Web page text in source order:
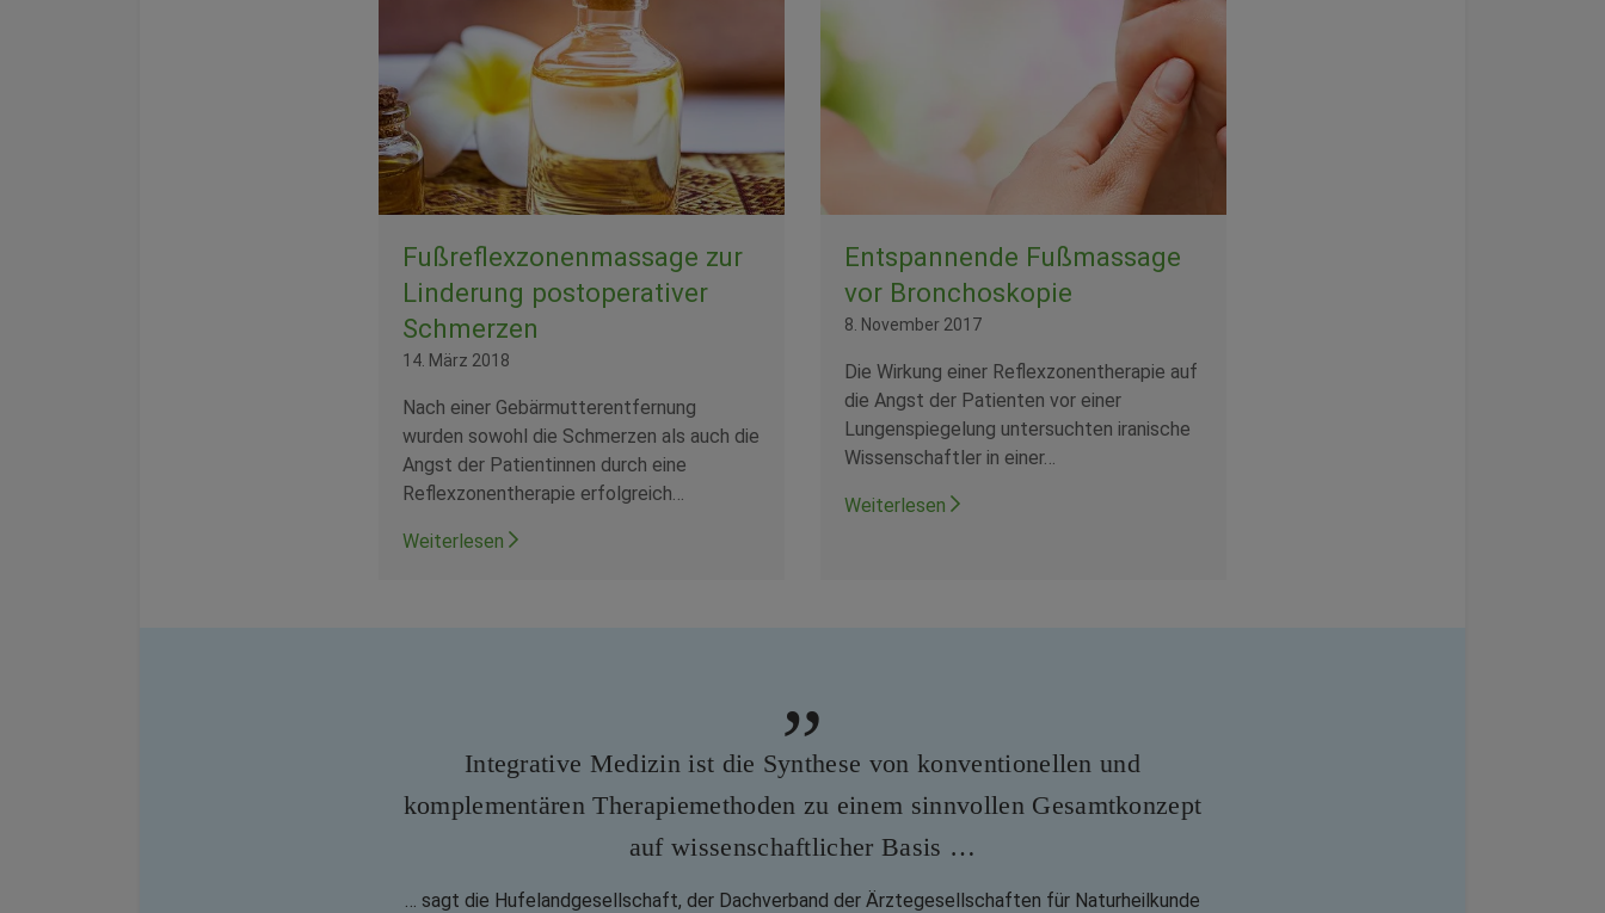
Fußreflexzonen­massage zur
Linderung postoperativer
Schmerzen
14. März 2018
Nach einer Gebärmutterentfernung
wurden sowohl die Schmerzen als auch die
Angst der Patientinnen durch eine
Reflexzonentherapie erfolgreich…
Weiterlesen
Entspannende Fußmassage
vor Bronchoskopie
8. November 2017
Die Wirkung einer Reflexzonentherapie auf
die Angst der Patienten vor einer
Lungenspiegelung untersuchten iranische
Wissenschaftler in einer…
Weiterlesen
Integrative Medizin ist die Synthese von konventionellen und
komplementären Therapiemethoden zu einem sinnvollen Gesamtkonzept
auf wissenschaftlicher Basis …
… sagt die Hufelandgesellschaft, der Dachverband der Ärztegesellschaften für Naturheilkunde